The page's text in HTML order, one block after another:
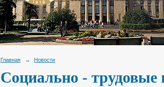
Главная → Новости
Социально -